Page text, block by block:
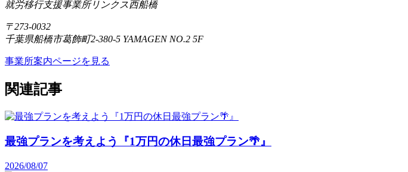
就労移行支援事業所リンクス西船橋
〒273-0032
千葉県船橋市葛飾町2-380-5 YAMAGEN NO.2 5F
事業所案内ページを見る
関連記事
最強プランを考えよう『1万円の休日最強プラン🌴』
2026/08/07